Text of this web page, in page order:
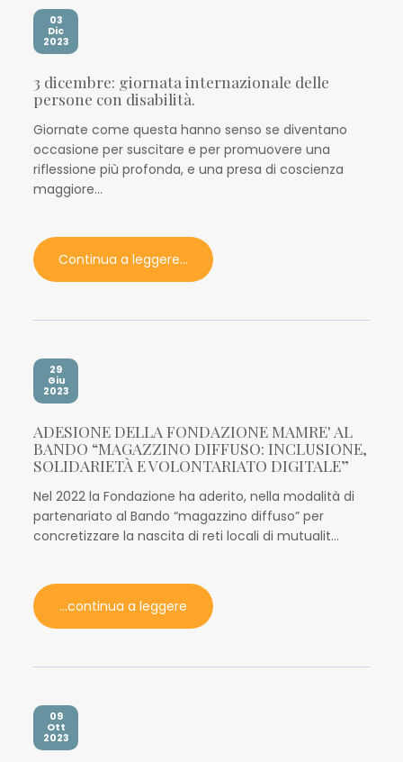
03
Dic
2023
3 dicembre: giornata internazionale delle
persone con disabilità.
Giornate come questa hanno senso se diventano
occasione per suscitare e per promuovere una
riflessione più profonda, e una presa di coscienza
maggiore...
Continua a leggere...
29
Giu
2023
ADESIONE DELLA FONDAZIONE MAMRE' AL
BANDO “MAGAZZINO DIFFUSO: INCLUSIONE,
SOLIDARIETÀ E VOLONTARIATO DIGITALE”
Nel 2022 la Fondazione ha aderito, nella modalità di
partenariato al Bando “magazzino diffuso” per
concretizzare la nascita di reti locali di mutualit...
...continua a leggere
09
Ott
2023